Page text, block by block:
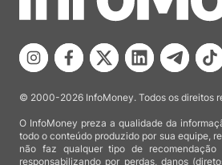
© 2000-2026 InfoMoney. Todos os direitos
O InfoMoney preza a qualidade da
todo o conteúdo produzido por sua equipe,
não faz qualquer tipo de
responsabilizando por perdas, danos